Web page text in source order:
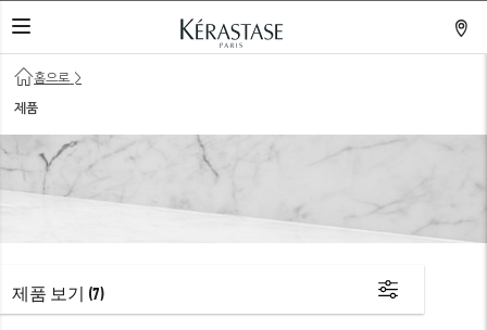
네비게이션 열기
홈으로 >
제품
제품 보기 (7)